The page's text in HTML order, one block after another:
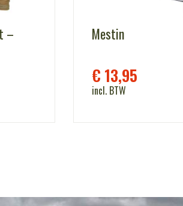
–
Mestin
€ 13,95
incl. BTW